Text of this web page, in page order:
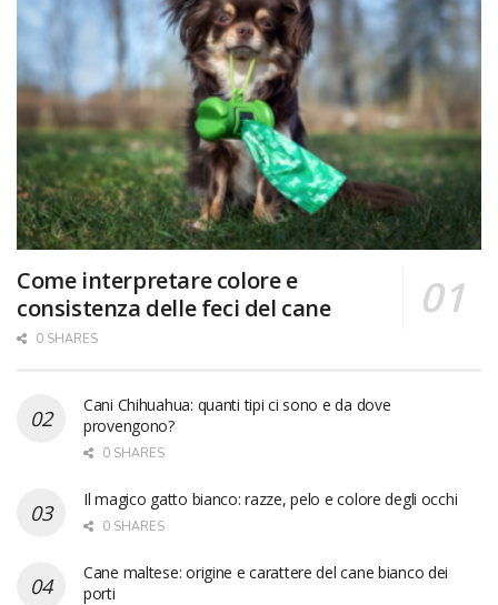
Come interpretare colore e
consistenza delle feci del cane
0 SHARES
Cani Chihuahua: quanti tipi ci sono e da dove
provengono?
0 SHARES
Il magico gatto bianco: razze, pelo e colore degli occhi
0 SHARES
Cane maltese: origine e carattere del cane bianco dei
porti